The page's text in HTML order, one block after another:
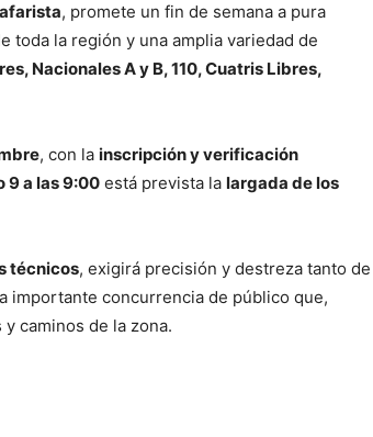
, promete un fin de semana a pura
toda la región y una amplia variedad de
Nacionales A y B, 110, Cuatris Libres,
, con la inscripción y verificación
9 a las 9:00 está prevista la largada de los
técnicos, exigirá precisión y destreza tanto de
importante concurrencia de público que,
caminos de la zona.